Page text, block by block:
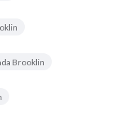
Brooklin